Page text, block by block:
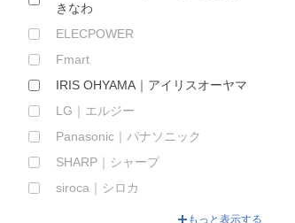
きなわ
ELECPOWER
Fmart
IRIS OHYAMA｜アイリスオーヤマ
LG｜エルジー
Panasonic｜パナソニック
SHARP｜シャープ
siroca｜シロカ
もっと表示する